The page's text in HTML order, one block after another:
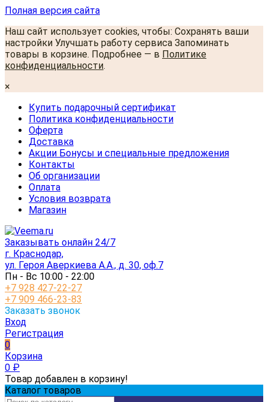
Полная версия сайта
Наш сайт использует cookies, чтобы: Сохранять ваши
настройки Улучшать работу сервиса Запоминать
товары в корзине. Подробнее — в Политике
конфиденциальности.
×
Купить подарочный сертификат
Политика конфиденциальности
Оферта
Доставка
Акции Бонусы и специальные предложения
Контакты
Об организации
Оплата
Условия возврата
Магазин
Заказывать онлайн 24/7
г. Краснодар,
ул. Героя Аверкиева А.А., д. 30, оф.7
Пн - Вс 10:00 - 22:00
+7 928 427-22-27
+7 909 466-23-83
Заказать звонок
Вход
Регистрация
0
Корзина
0 ₽
Товар добавлен в корзину!
Каталог товаров